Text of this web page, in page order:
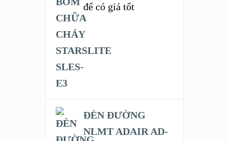
để có giá tốt
ĐÈN ĐƯỜNG
NLMT ADAIR AD-